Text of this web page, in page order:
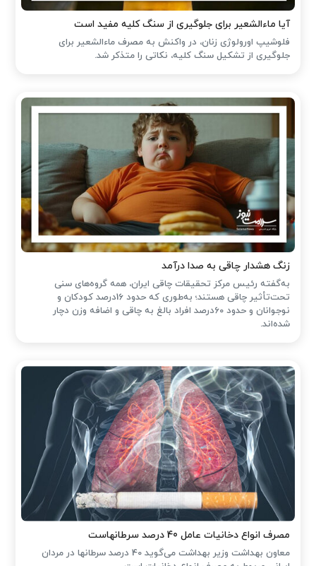
آیا ماءالشعیر برای جلوگیری از سنگ کلیه مفید است
فلوشیپ اورولوژی زنان، در واکنش به مصرف ماءالشعیر برای
جلوگیری از تشکیل سنگ کلیه، نکاتی را متذکر شد.
زنگ هشدار چاقی به صدا درآمد
به‌گفته رئیس مرکز تحقیقات چاقی ایران، همه گروه‌های سنی
تحت‌تأثیر چاقی هستند؛ به‌طوری که حدود 16درصد کودکان و
نوجوانان و حدود 60درصد افراد بالغ به چاقی و اضافه وزن دچار
شده‌اند.
مصرف انواع دخانیات عامل 40 درصد سرطانهاست
معاون بهداشت وزیر بهداشت می‌گوید 40 درصد سرطانها در مردان